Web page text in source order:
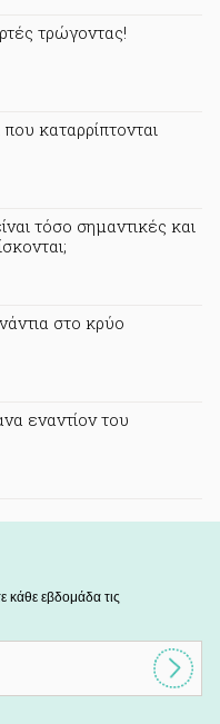
τρώγοντας!
καταρρίπτονται
τόσο σημαντικές και
στο κρύο
εναντίον του
κάθε εβδομάδα τις